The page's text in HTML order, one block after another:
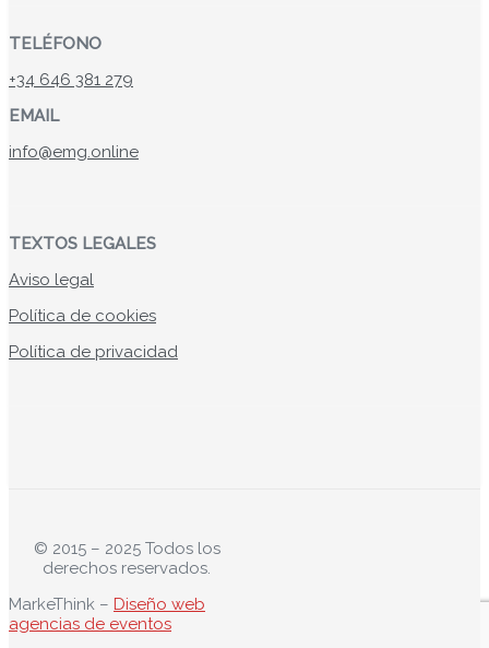
TELÉFONO
+34 646 381 279
EMAIL
info@emg.online
TEXTOS LEGALES
Aviso legal
Política de cookies
Política de privacidad
© 2015 – 2025 Todos los
derechos reservados.
MarkeThink – Diseño web
agencias de eventos